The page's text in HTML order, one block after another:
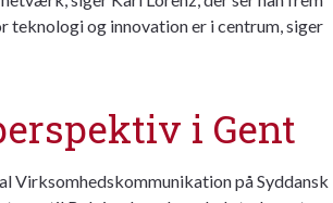
teknologi og innovation er i centrum, siger
i Gent
Virksomhedskommunikation på Syddansk